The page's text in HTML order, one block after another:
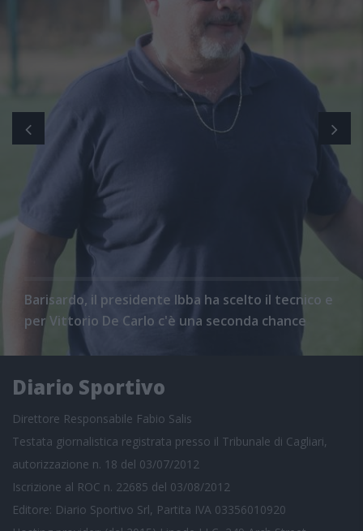
Barisardo, il presidente Ibba ha scelto il tecnico e
per Vittorio De Carlo c'è una seconda chance
Diario Sportivo
Direttore Responsabile Fabio Salis
Testata giornalistica registrata presso il Tribunale di Cagliari,
autorizzazione n. 18 del 03/07/2012
Iscrizione al ROC n. 22685 del 03/08/2012
Editore: Diario Sportivo Srl, Partita IVA 03356010920